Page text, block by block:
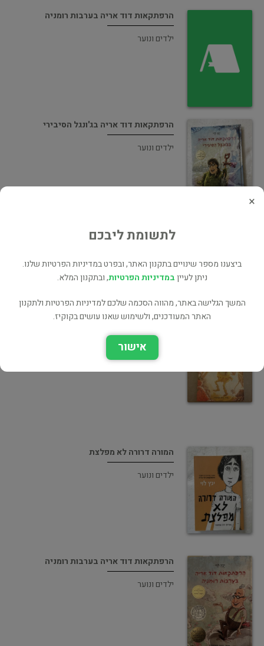
הרפתקאות דוד אריה בערבות רומניה
ילדים ונוער
הרפתקאות דוד אריה בג'ונגל הסיבירי
ילדים ונוער
תוחלת החיים של אהבה
הרפתקאות דוד אריה במדבר השויצרי - 3
המורה דרורה לא מפלצת
ילדים ונוער
הרפתקאות דוד אריה בערבות רומניה
ילדים ונוער
×
לתשומת ליבכם
ביצענו מספר שינויים בתקנון האתר, ובפרט במדיניות הפרטיות שלנו.
ניתן לעייןבמדיניות הפרטיות, ובתקנון המלא.
המשך הגלישה באתר, מהווה הסכמה שלכם למדיניות הפרטיות ולתקנון
האתר המעודכנים, ולשימוש שאנו עושים בקוקיז.
אישור